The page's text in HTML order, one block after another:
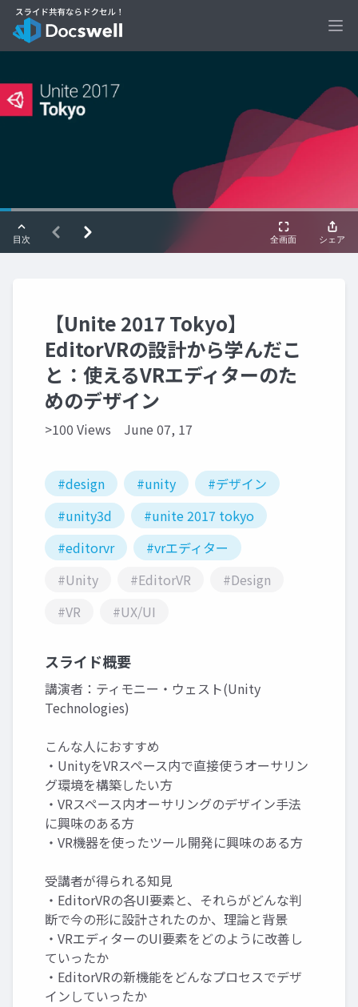
【Unite 2017 Tokyo】
EditorVRの設計から学んだこ
と：使えるVRエディターのた
めのデザイン
>100 Views June 07, 17
#design #unity
#デザイン
#unity3d
#unite 2017 tokyo
#editorvr
#vrエディター
#Unity
#EditorVR
#Design
#VR
#UX/UI
スライド概要
講演者：ティモニー・ウェスト(Unity
Technologies)
こんな人におすすめ
・UnityをVRスペース内で直接使うオーサリン
グ環境を構築したい方
・VRスペース内オーサリングのデザイン手法
に興味のある方
・VR機器を使ったツール開発に興味のある方
受講者が得られる知見
・EditorVRの各UI要素と、それらがどんな判
断で今の形に設計されたのか、理論と背景
・VRエディターのUI要素をどのように改善し
ていったか
・EditorVRの新機能をどんなプロセスでデザ
インしていったか